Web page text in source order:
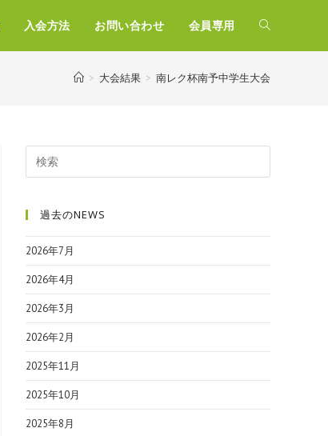
入会方法 お問い合わせ 会員専用
> 大会結果 > 南レク杯南予中学生大会
過去のNEWS
2026年7月
2026年4月
2026年3月
2026年2月
2025年11月
2025年10月
2025年8月